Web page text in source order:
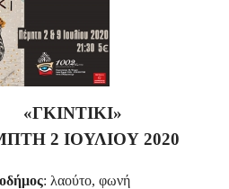
«ΓΚΙΝΤΙΚΙ»
2 ΙΟΥΛΙΟΥ 2020
: λαούτο, φωνή